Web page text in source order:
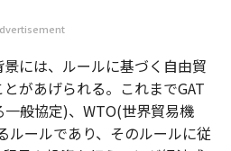
には、ルールに基づく自由貿
があげられる。これまでGAT
般協定)、WTO(世界貿易機
ルールであり、そのルールに従